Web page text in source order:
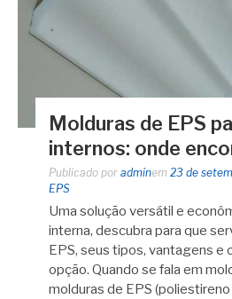
Molduras de EPS
internos: onde
Publicado por adminem 23 de
EPS
Uma solução versátil e
interna, descubra para que
EPS, seus tipos, vantagens e
opção. Quando se fala em
molduras de EPS